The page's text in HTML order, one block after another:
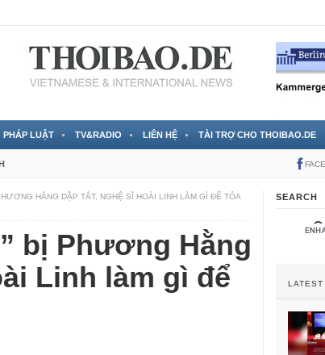
PHÁP LUẬT TV&RADIO LIÊN HỆ TÀI TRỢ CHO THOIBAO.DE
HẰNG DẬP TẮT, NGHỆ SĨ HOÀI LINH LÀM GÌ ĐỂ TỎA
bị Phương Hằng
Linh làm gì để
SEARCH
LATEST